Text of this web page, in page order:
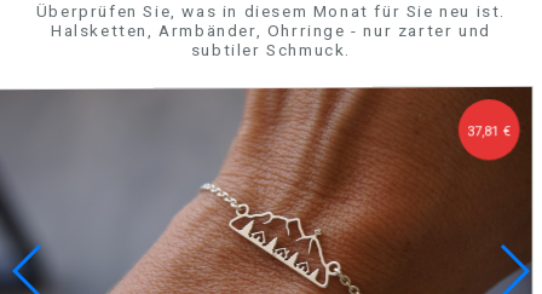
Überprüfen Sie, was in diesem Monat für Sie neu ist.
Halsketten, Armbänder, Ohrringe - nur zarter und
subtiler Schmuck.
29,70 €